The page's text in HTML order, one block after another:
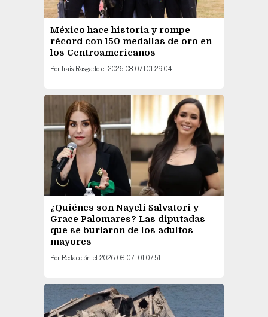
México hace historia y rompe
récord con 150 medallas de oro en
los Centroamericanos
Por Irais Rasgadoel 2026-08-07T01:29:04
¿Quiénes son Nayeli Salvatori y
Grace Palomares? Las diputadas
que se burlaron de los adultos
mayores
Por Redacción el 2026-08-07T01:07:51